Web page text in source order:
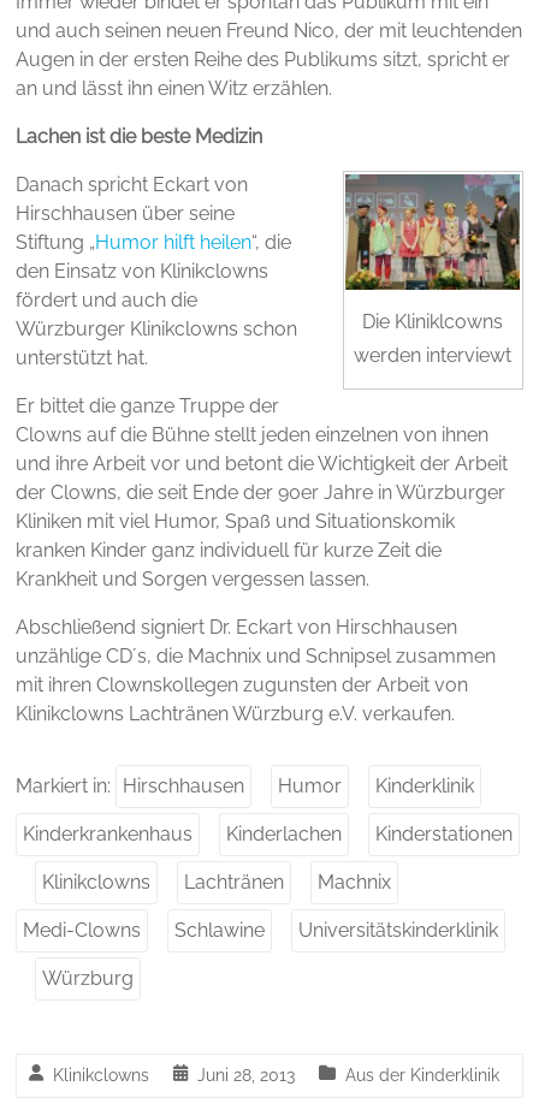
und auch seinen neuen Freund Nico, der mit leuchtenden
Augen in der ersten Reihe des Publikums sitzt, spricht er
an und lässt ihn einen Witz erzählen.
Lachen ist die beste Medizin
Die Kliniklcowns
werden interviewt
Danach spricht Eckart von
Hirschhausen über seine
Stiftung „Humor hilft heilen“, die
den Einsatz von Klinikclowns
fördert und auch die
Würzburger Klinikclowns schon
unterstützt hat.
Er bittet die ganze Truppe der
Clowns auf die Bühne stellt jeden einzelnen von ihnen
und ihre Arbeit vor und betont die Wichtigkeit der Arbeit
der Clowns, die seit Ende der 90er Jahre in Würzburger
Kliniken mit viel Humor, Spaß und Situationskomik
kranken Kinder ganz individuell für kurze Zeit die
Krankheit und Sorgen vergessen lassen.
Abschließend signiert Dr. Eckart von Hirschhausen
unzählige CD´s, die Machnix und Schnipsel zusammen
mit ihren Clownskollegen zugunsten der Arbeit von
Klinikclowns Lachtränen Würzburg e.V. verkaufen.
Markiert in: Hirschhausen Humor Kinderklinik
Kinderkrankenhaus Kinderlachen Kinderstationen
Klinikclowns Lachtränen Machnix
Medi-Clowns Schlawine Universitätskinderklinik
Würzburg
Klinikclowns Juni 28, 2013 Aus der Kinderklinik